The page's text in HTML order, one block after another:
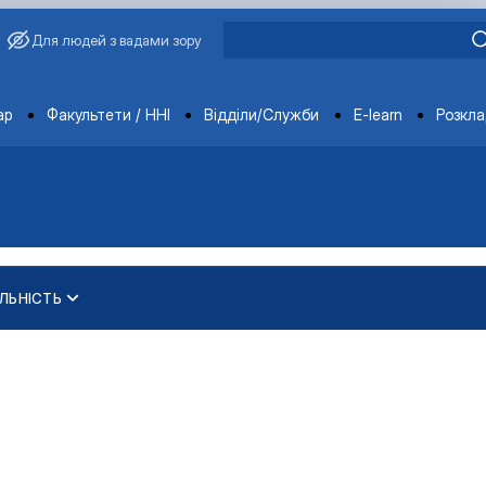
Для людей з вадами зору
Факультети / ННІ Відділи/Служби E-learn
продукції твар…
продукції твар…